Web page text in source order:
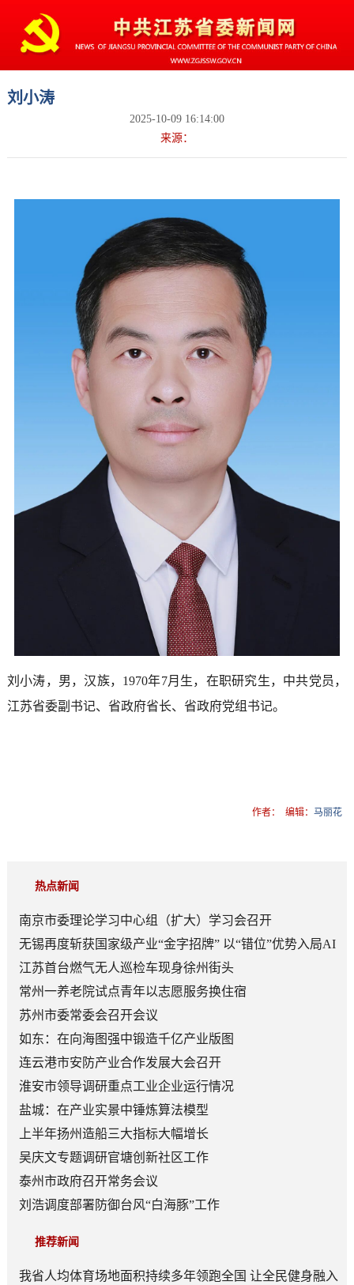
刘小涛
2025-10-09 16:14:00
来源：
刘小涛，男，汉族，1970年7月生，在职研究生，中共党员，
江苏省委副书记、省政府省长、省政府党组书记。
作者： 编辑：马丽花
热点新闻
南京市委理论学习中心组（扩大）学习会召开
无锡再度斩获国家级产业“金字招牌” 以“错位”优势入局AI
顶层赛道
江苏首台燃气无人巡检车现身徐州街头
常州一养老院试点青年以志愿服务换住宿
苏州市委常委会召开会议
如东：在向海图强中锻造千亿产业版图
连云港市安防产业合作发展大会召开
淮安市领导调研重点工业企业运行情况
盐城：在产业实景中锤炼算法模型
上半年扬州造船三大指标大幅增长
吴庆文专题调研官塘创新社区工作
泰州市政府召开常务会议
刘浩调度部署防御台风“白海豚”工作
推荐新闻
我省人均体育场地面积持续多年领跑全国 让全民健身融入